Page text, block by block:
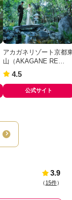
アカガネリゾート京都
山（AKAGANE RE…
4.5
公式サイト
3.9
（ 15件）